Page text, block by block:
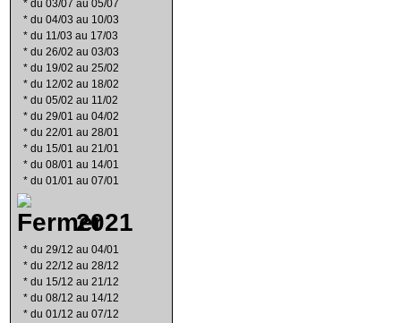
* du 03/07 au 05/07
* du 04/03 au 10/03
* du 11/03 au 17/03
* du 26/02 au 03/03
* du 19/02 au 25/02
* du 12/02 au 18/02
* du 05/02 au 11/02
* du 29/01 au 04/02
* du 22/01 au 28/01
* du 15/01 au 21/01
* du 08/01 au 14/01
* du 01/01 au 07/01
2021
* du 29/12 au 04/01
* du 22/12 au 28/12
* du 15/12 au 21/12
* du 08/12 au 14/12
* du 01/12 au 07/12